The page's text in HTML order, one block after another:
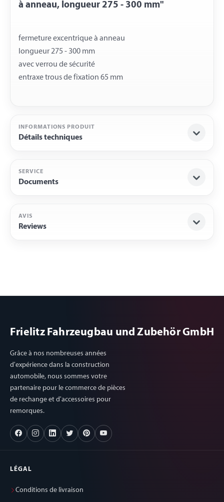
à anneau, longueur 275 - 300 mm"
fermeture excentrique à anneau
longueur 275 - 300 mm
avec verrou de sécurité
INFORMATIONS PRODUIT
Détails techniques
SERVICE
Documents
AVIS
Reviews
Frielitz Fahrzeugbau und Zubehör GmbH
Grâce à nos nombreuses années
d'expérience dans la construction
automobile, nous sommes votre
partenaire pour le commerce de pièces
de rechange et d'accessoires pour
remorques.
LÉGAL
Conditions de livraison